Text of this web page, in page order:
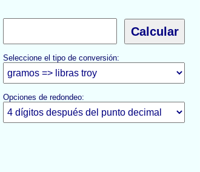
Seleccione el tipo de conversión:
Opciones de redondeo: